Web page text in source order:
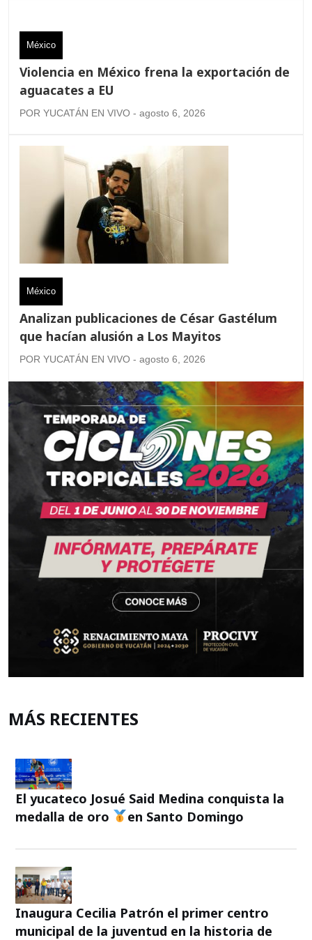
México
Violencia en México frena la exportación de
aguacates a EU
POR YUCATÁN EN VIVO - agosto 6, 2026
México
Analizan publicaciones de César Gastélum
que hacían alusión a Los Mayitos
POR YUCATÁN EN VIVO - agosto 6, 2026
MÁS RECIENTES
El yucateco Josué Said Medina conquista la
medalla de oro
en Santo Domingo
Inaugura Cecilia Patrón el primer centro
municipal de la juventud en la historia de